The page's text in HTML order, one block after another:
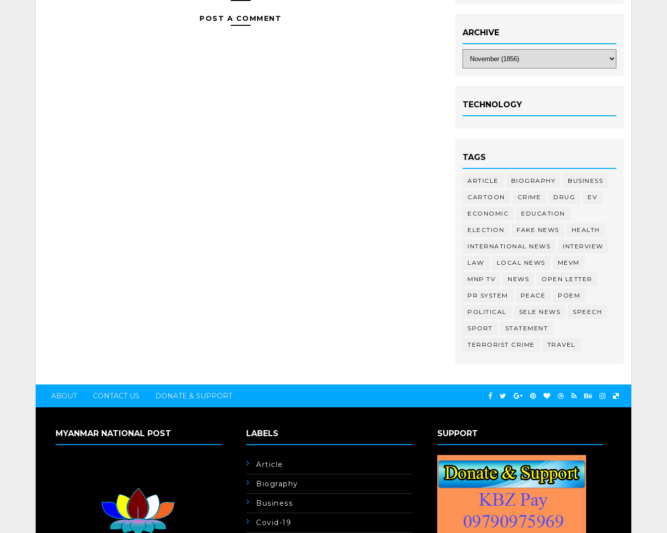
POST A COMMENT
ARCHIVE
TECHNOLOGY
TAGS
ARTICLE BIOGRAPHY BUSINESS
CARTOON CRIME DRUG EV
ECONOMIC EDUCATION
ELECTION FAKE NEWS HEALTH
INTERNATIONAL NEWS INTERVIEW
LAW LOCAL NEWS MEVM
MNP TV NEWS OPEN LETTER
PR SYSTEM PEACE POEM
POLITICAL SELE NEWS SPEECH
SPORT STATEMENT
TERRORIST CRIME TRAVEL
ABOUT CONTACT US DONATE & SUPPORT
MYANMAR NATIONAL POST LABELS
Article
Biography
Business
Covid-19
SUPPORT